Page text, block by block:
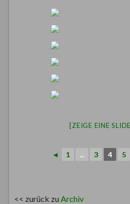
[ZEIGE EINE
◄ 1 ... 3 4 5
<< zurück zu Archiv